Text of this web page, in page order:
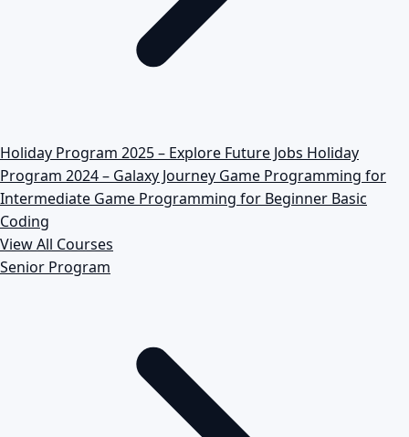
Holiday Program 2025 – Explore Future Jobs Holiday
Program 2024 – Galaxy Journey Game Programming for
Intermediate Game Programming for Beginner Basic
Coding
View All Courses
Senior Program